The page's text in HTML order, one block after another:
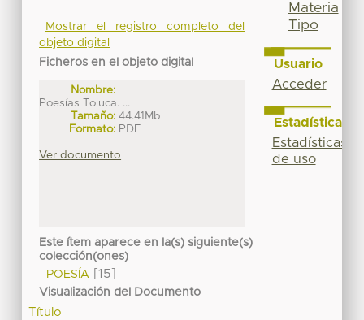
Mostrar el registro completo del
objeto digital
Ficheros en el objeto digital
Nombre:
Poesías Toluca. ...
Tamaño: 44.41Mb
Formato: PDF
Ver documento
Este ítem aparece en la(s) siguiente(s)
colección(ones)
POESÍA[15]
Visualización del Documento
Título
Materia
Tipo
Usuario
Acceder
Estadísticas
Estadísticas
de uso